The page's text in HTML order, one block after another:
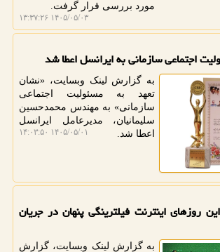
مورد بررسی قرار گرفت.
۱۴۰۵/۰۵/۰۳ ۱۳:۳۷:۲۶
اجتماعی سازمانی به ایرانسل اعطا شد
به گزارش لینک وبسایت، «نشان
تعهد به مسئولیت اجتماعی
سازمانی» به مهندس محمدحسین
سلیمانیان، مدیرعامل ایرانسل
اعطا شد.
۱۴۰۵/۰۵/۰۱ ۱۴:۰۳:۵۰
روزهای اینترنت فیلترینگی پنهان در جریان
به گزارش لینک وبسایت، گزارش